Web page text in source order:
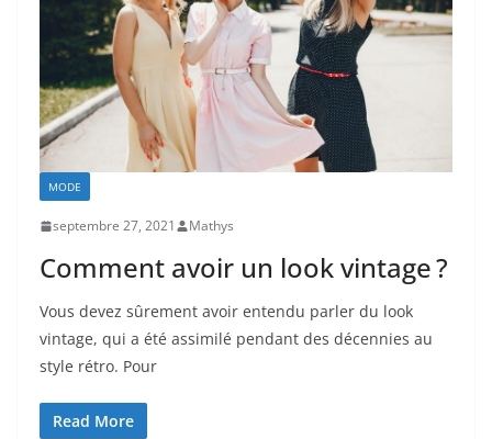
MODE
septembre 27, 2021 Mathys
Comment avoir un look vintage ?
Vous devez sûrement avoir entendu parler du look
vintage, qui a été assimilé pendant des décennies au
style rétro. Pour
Read More